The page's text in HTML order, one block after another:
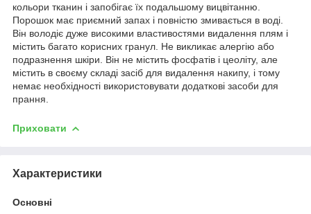
кольори тканин і запобігає їх подальшому вицвітанню.
Порошок має приємний запах і повністю змивається в воді.
Він володіє дуже високими властивостями видалення плям і
містить багато корисних гранул. Не викликає алергію або
подразнення шкіри. Він не містить фосфатів і цеоліту, але
містить в своєму складі засіб для видалення накипу, і тому
немає необхідності використовувати додаткові засоби для
прання.
Приховати
Характеристики
Основні